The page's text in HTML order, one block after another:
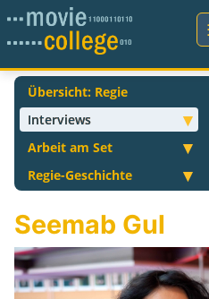
Übersicht: Regie
Interviews
Arbeit am Set
Regie-Geschichte
Seemab Gul